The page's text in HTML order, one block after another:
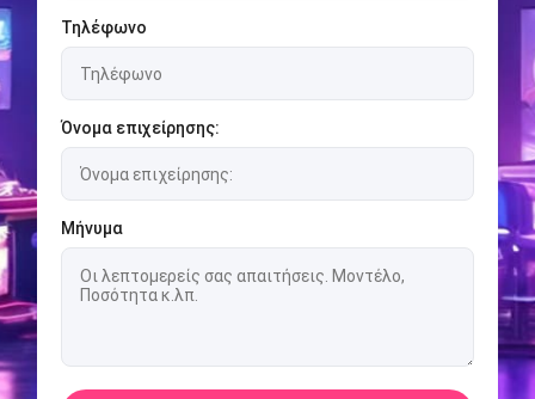
Τηλέφωνο
Όνομα επιχείρησης:
Μήνυμα